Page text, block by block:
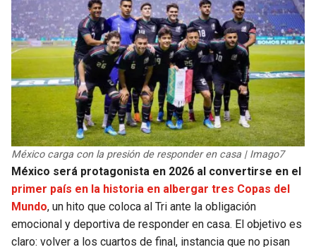
México carga con la presión de responder en casa | Imago7
México será protagonista en 2026 al convertirse en el
primer país en la historia en albergar tres Copas del
Mundo, un hito que coloca al Tri ante la obligación
emocional y deportiva de responder en casa. El objetivo es
claro: volver a los cuartos de final, instancia que no pisan